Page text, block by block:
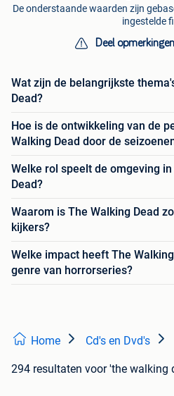
De onderstaande waarden zijn
ingestelde
Deel
Wat zijn de belangrijkste
Dead?
Hoe is de ontwikkeling van de
Walking Dead door de
Welke rol speelt de omgeving
Dead?
Waarom is The Walking Dead
kijkers?
Welke impact heeft The
genre van horrorseries?
Home Cd's en Dvd's
294 resultaten voor 'the walking